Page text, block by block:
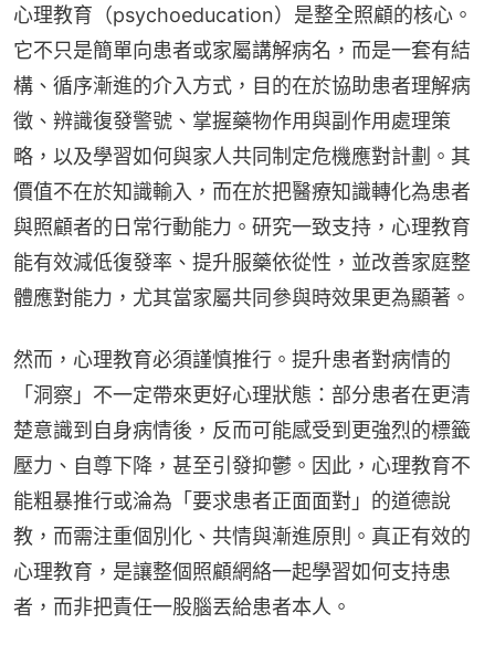
心理教育（psychoeducation）是整全照顧的核心。
它不只是簡單向患者或家屬講解病名，而是一套有結
構、循序漸進的介入方式，目的在於協助患者理解病
徵、辨識復發警號、掌握藥物作用與副作用處理策
略，以及學習如何與家人共同制定危機應對計劃。其
價值不在於知識輸入，而在於把醫療知識轉化為患者
與照顧者的日常行動能力。研究一致支持，心理教育
能有效減低復發率、提升服藥依從性，並改善家庭整
體應對能力，尤其當家屬共同參與時效果更為顯著。
然而，心理教育必須謹慎推行。提升患者對病情的
「洞察」不一定帶來更好心理狀態：部分患者在更清
楚意識到自身病情後，反而可能感受到更強烈的標籤
壓力、自尊下降，甚至引發抑鬱。因此，心理教育不
能粗暴推行或淪為「要求患者正面面對」的道德說
教，而需注重個別化、共情與漸進原則。真正有效的
心理教育，是讓整個照顧網絡一起學習如何支持患
者，而非把責任一股腦丟給患者本人。